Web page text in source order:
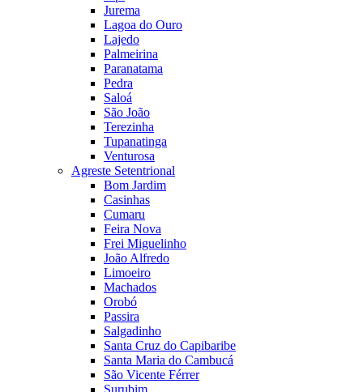
Jurema
Lagoa do Ouro
Lajedo
Palmeirina
Paranatama
Pedra
Saloá
São João
Terezinha
Tupanatinga
Venturosa
Agreste Setentrional
Bom Jardim
Casinhas
Cumaru
Feira Nova
Frei Miguelinho
João Alfredo
Limoeiro
Machados
Orobó
Passira
Salgadinho
Santa Cruz do Capibaribe
Santa Maria do Cambucá
São Vicente Férrer
Surubim